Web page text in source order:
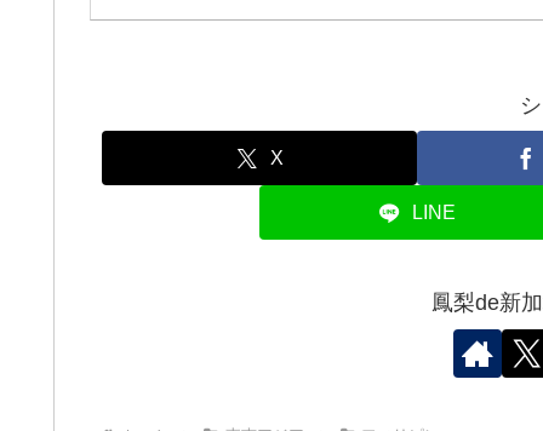
X
LINE
鳳梨de新